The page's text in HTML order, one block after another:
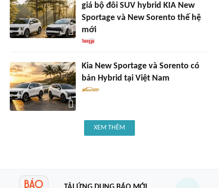
giá bộ đôi SUV hybrid KIA New
Sportage và New Sorento thế hệ
mới
Kia New Sportage và Sorento có
bản Hybrid tại Việt Nam
XEM THÊM